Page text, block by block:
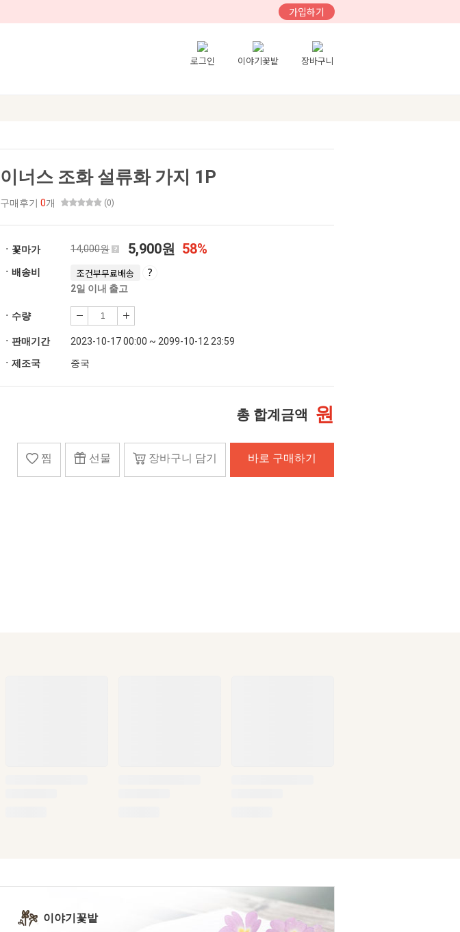
가입하기
로그인 이야기꽃밭 장바구니
이너스 조화 설류화 가지 1P
구매후기 0개 (0)
ㆍ꽃마가 14,000원 5,900원 58%
ㆍ배송비 조건부무료배송
2일 이내 출고
ㆍ수량
ㆍ판매기간
2023-10-17 00:00 ~ 2099-10-12 23:59
ㆍ제조국
중국
총 합계금액 원
찜 선물 장바구니 담기 바로 구매하기
이야기꽃밭